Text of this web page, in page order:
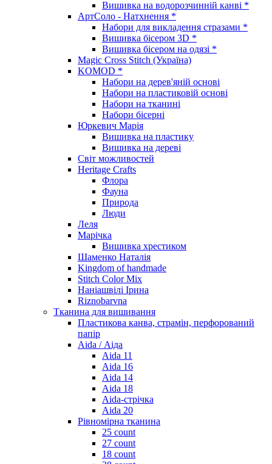
Вишивка на водорозчинній канві *
АртСоло - Натхнення *
Набори для викладення стразами *
Вишивка бісером 3D *
Вишивка бісером на одязі *
Magic Cross Stitch (Україна)
KOMOD *
Набори на дерев'яній основі
Набори на пластиковій основі
Набори на тканині
Набори бісерні
Юркевич Марія
Вишивка на пластику
Вишивка на дереві
Світ можливостей
Heritage Crafts
Флора
Фауна
Природа
Люди
Леля
Марічка
Вишивка хрестиком
Шаменко Наталія
Kingdom of handmade
Stitch Color Mix
Наніашвілі Ірина
Riznobarvna
Тканина для вишивання
Пластикова канва, страмін, перфорований
папір
Aida / Аіда
Aida 11
Aida 16
Aida 14
Aida 18
Aida-стрічка
Aida 20
Рівномірна тканина
25 count
27 count
18 count